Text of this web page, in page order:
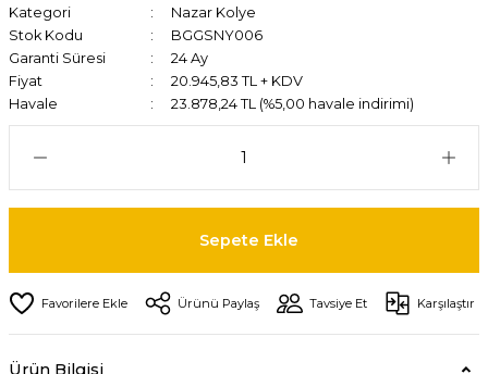
Kategori
Nazar Kolye
Stok Kodu
BGGSNY006
Garanti Süresi
24 Ay
Fiyat
20.945,83 TL + KDV
Havale
23.878,24 TL (%5,00 havale indirimi)
Sepete Ekle
Ürünü Paylaş Tavsiye Et Karşılaştır
Ürün Bilgisi